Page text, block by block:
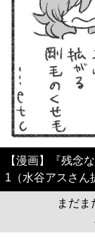
【漫画】『残念
1（水谷アスさん
まだま